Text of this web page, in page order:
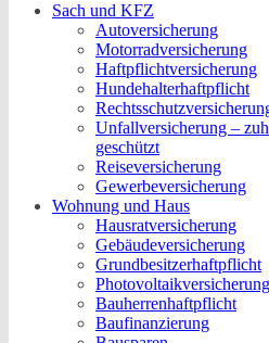
Sach und KFZ
Autoversicherung
Motorradversicherung
Haftpflichtversicherung
Hundehalterhaftpflicht
Unfallversicherung –
geschützt
Reiseversicherung
Gewerbeversicherung
Wohnung und Haus
Hausratversicherung
Gebäudeversicherung
Grundbesitzerhaftpflicht
Photovoltaikversicherung
Bauherrenhaftpflicht
Baufinanzierung